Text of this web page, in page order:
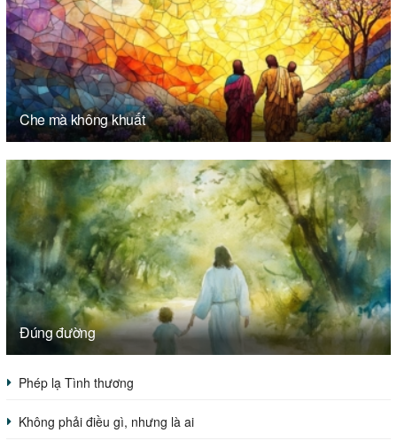
Che mà không khuất
Đúng đường
Phép lạ Tình thương
Không phải điều gì, nhưng là ai